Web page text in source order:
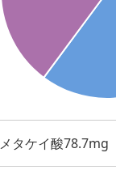
メタケイ酸78.7mg